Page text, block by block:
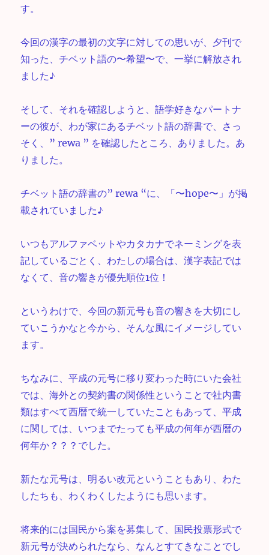
す。
今回の漢字の最初の文字に対しての思いが、夕刊で
知った、チベット語の〜希望〜で、一挙に解放され
ました♪
そして、それを確認しようと、語学好きなパートナ
ーの彼が、わが家にあるチベット語の辞書で、さっ
そく、” rewa ” を確認したところ、ありました。あ
りました。
チベット語の辞書の” rewa “に、「〜hope〜」が掲
載されていました♪
いつもアルファベットやカタカナでネーミングを表
記しているごとく、わたしの場合は、漢字表記では
なくて、音の響きが優先順位1位！
というわけで、今回の新元号も音の響きを大切にし
ていこうかなと今から、そんな風にイメージしてい
ます。
ちなみに、平成の元号に移り変わった時にいた会社
では、海外との契約書の関係性ということで社内書
類はすべて西暦で統一していたこともあって、平成
に関しては、いつまでたっても平成の何年が西暦の
何年か？？？でした。
新たな元号は、明るい改元ということもあり、わた
したちも、わくわくしたようにも思います。
将来的には国民から案を募集して、国民投票形式で
新元号が決められたなら、なんとすてきなことでし